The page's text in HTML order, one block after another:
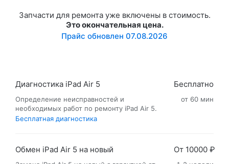
Запчасти для ремонта уже включены в стоимость.
Это окончательная цена.
Прайс обновлен 07.08.2026
Диагностика iPad Air 5
Определение неисправностей и
необходимых работ по ремонту iPad Air 5.
Бесплатная диагностика
Бесплатно
от 60 мин
Обмен iPad Air 5 на новый От 10000 ₽